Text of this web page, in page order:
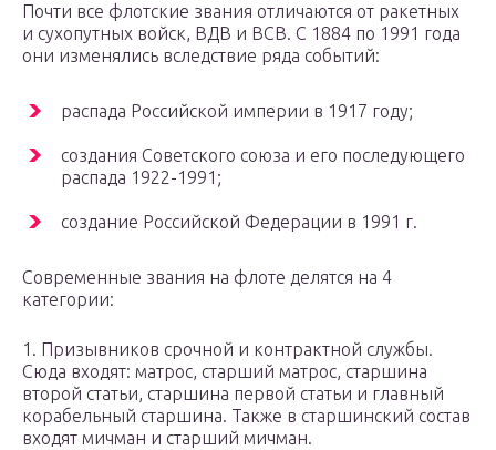
Почти все флотские звания отличаются от ракетных
и сухопутных войск, ВДВ и ВСВ. С 1884 по 1991 года
они изменялись вследствие ряда событий:
распада Российской империи в 1917 году;
создания Советского союза и его последующего
распада 1922-1991;
создание Российской Федерации в 1991 г.
Современные звания на флоте делятся на 4
категории:
1. Призывников срочной и контрактной службы.
Сюда входят: матрос, старший матрос, старшина
второй статьи, старшина первой статьи и главный
корабельный старшина. Также в старшинский состав
входят мичман и старший мичман.